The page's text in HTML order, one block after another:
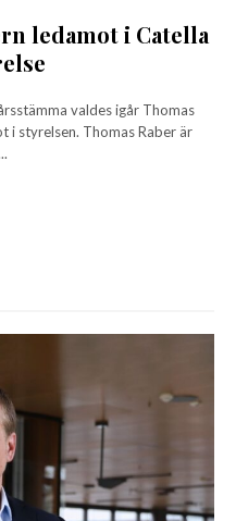
ledamot i Catella
valdes igår Thomas
Raber är